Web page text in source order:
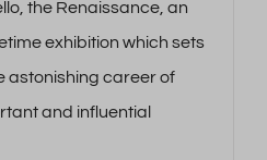
the Renaissance, an
exhibition which sets
astonishing career of
and influential